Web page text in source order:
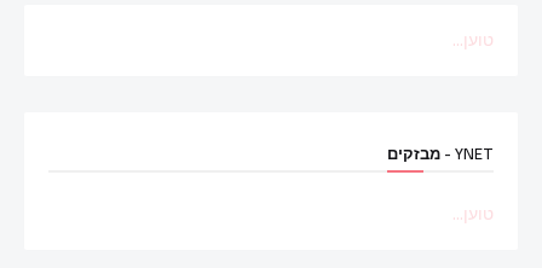
טוען...
YNET - מבזקים
טוען...